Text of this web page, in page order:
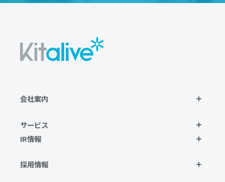
会社案内
サービス
IR情報
採用情報